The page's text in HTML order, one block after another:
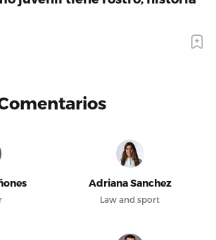
Adriana Sanchez
Law and sport